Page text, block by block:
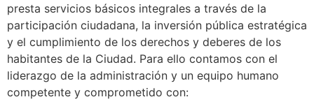
presta servicios básicos integrales a través de la
participación ciudadana, la inversión pública estratégica
y el cumplimiento de los derechos y deberes de los
habitantes de la Ciudad. Para ello contamos con el
liderazgo de la administración y un equipo humano
competente y comprometido con: